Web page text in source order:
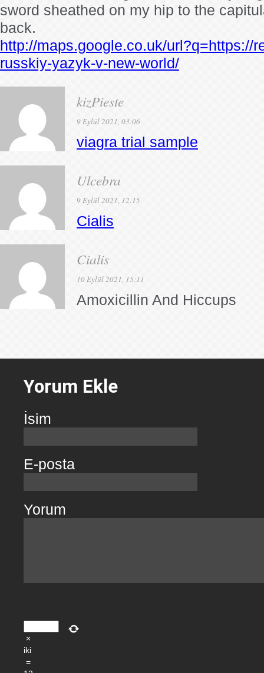
sword sheathed on my hip to the
back.
http://maps.google.co.uk/url?q=https://
russkiy-yazyk-v-new-world/
kizPieste
9 Eylül 2021, 03:06
viagra trial sample
Ulcebra
9 Eylül 2021, 12:15
Cialis
Cialis
10 Eylül 2021, 15:11
Amoxicillin And Hiccups
Yorum Ekle
İsim
E-posta
Yorum
×
iki
=